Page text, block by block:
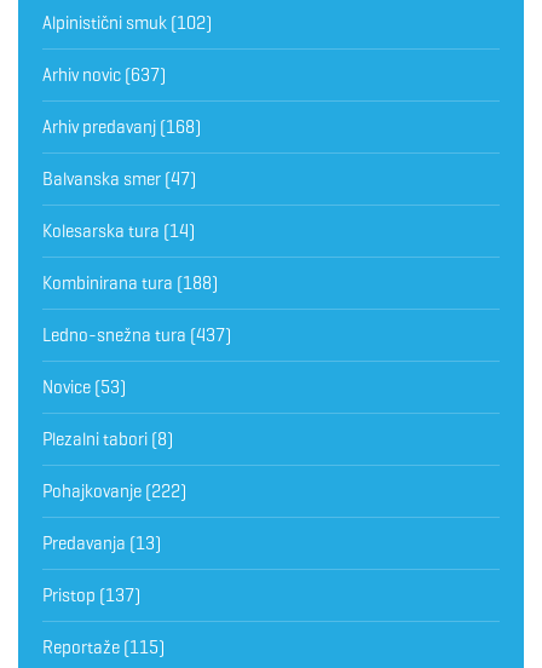
Alpinistični smuk (102)
Arhiv novic (637)
Arhiv predavanj (168)
Balvanska smer (47)
Kolesarska tura (14)
Kombinirana tura (188)
Ledno-snežna tura (437)
Novice (53)
Plezalni tabori (8)
Pohajkovanje (222)
Predavanja (13)
Pristop (137)
Reportaže (115)